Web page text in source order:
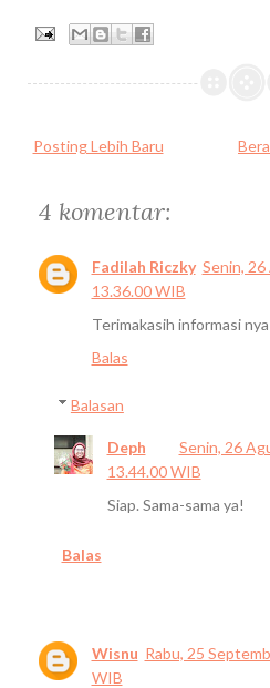
Posting Lebih Baru
4 komentar:
Fadilah Riczky Senin,
13.36.00 WIB
Terimakasih informasi
Balas
Balasan
Deph
Senin, 26
13.44.00 WIB
Siap. Sama-sama ya!
Balas
Wisnu Rabu, 25
WIB